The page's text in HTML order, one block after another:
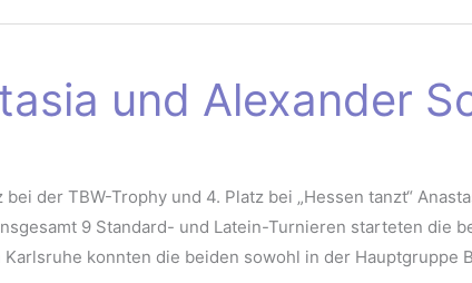
und Alexander
der TBW-Trophy und 4. Platz bei „Hessen tanzt“
9 Standard- und Latein-Turnieren starteten die
konnten die beiden sowohl in der Hauptgruppe B